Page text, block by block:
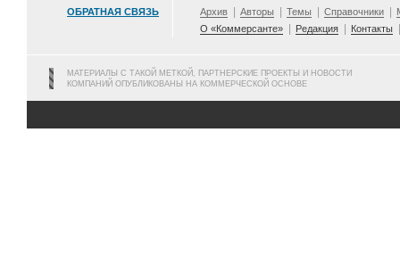
ОБРАТНАЯ СВЯЗЬ Архив Авторы Темы Справочники
О «Коммерсанте»
Редакция Контакты
МАТЕРИАЛЫ С ТАКОЙ МЕТКОЙ, ПАРТНЕРСКИЕ ПРОЕКТЫ И НОВОСТИ
КОМПАНИЙ ОПУБЛИКОВАНЫ НА КОММЕРЧЕСКОЙ ОСНОВЕ